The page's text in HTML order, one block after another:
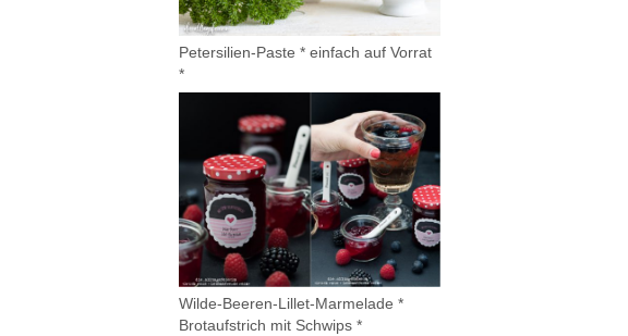
Petersilien-Paste * einfach auf Vorrat
*
Wilde-Beeren-Lillet-Marmelade *
Brotaufstrich mit Schwips *